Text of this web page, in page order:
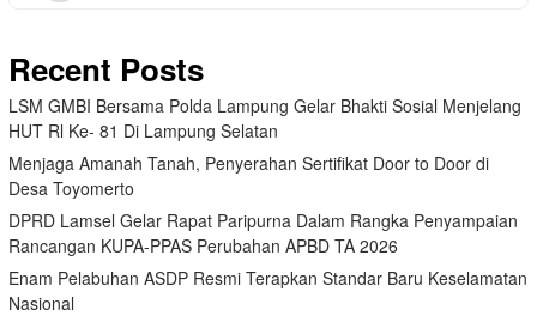
Recent Posts
LSM GMBI Bersama Polda Lampung Gelar Bhakti Sosial Menjelang
HUT Rl Ke- 81 Di Lampung Selatan
Menjaga Amanah Tanah, Penyerahan Sertifikat Door to Door di
Desa Toyomerto
DPRD Lamsel Gelar Rapat Paripurna Dalam Rangka Penyampaian
Rancangan KUPA-PPAS Perubahan APBD TA 2026
Enam Pelabuhan ASDP Resmi Terapkan Standar Baru Keselamatan
Nasional